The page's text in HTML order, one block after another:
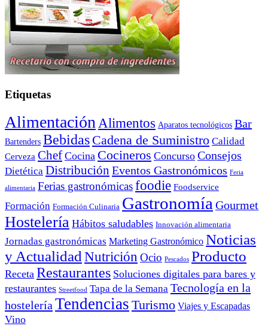
Etiquetas
Alimentación Alimentos Aparatos tecnológicos Bar
Bartenders Bebidas Cadena de Suministro Calidad
Cerveza Chef Cocina Cocineros Concurso Consejos
Dietética Distribución Eventos Gastronómicos Feria
alimentaria Ferias gastronómicasfoodie Foodservice
Formación Formación Culinaria Gastronomía Gourmet
Hostelería Hábitos saludables Innovación alimentaria
Jornadas gastronómicas Marketing Gastronómico Noticias
y Actualidad Nutrición Ocio Pescados Producto
Receta Restaurantes Soluciones digitales para bares y
restaurantes Streetfood Tapa de la Semana Tecnología en la
hostelería Tendencias Turismo Viajes y Escapadas
Vino